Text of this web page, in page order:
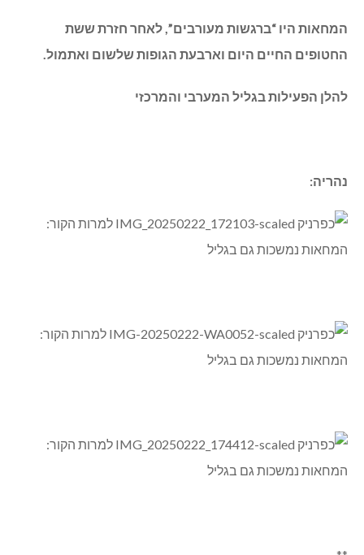
פטריוטיים ונאמני ישראל והדמוקרטיה בקריאה-דרישה
חקירה ממלכתית.
המחאות היו “ברגשות מעורבים”, לאחר חזרת ששת
החטופים החיים היום וארבעת הגופות שלשום ואתמול.